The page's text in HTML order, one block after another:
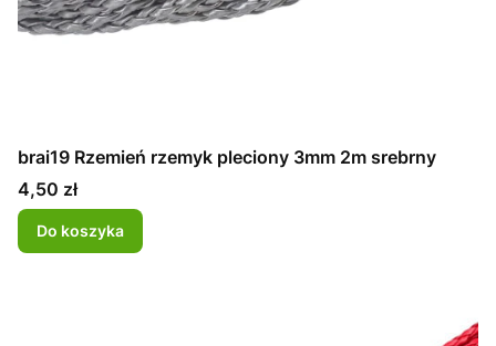
brai19 Rzemień rzemyk pleciony 3mm 2m srebrny
Cena
4,50 zł
Do koszyka